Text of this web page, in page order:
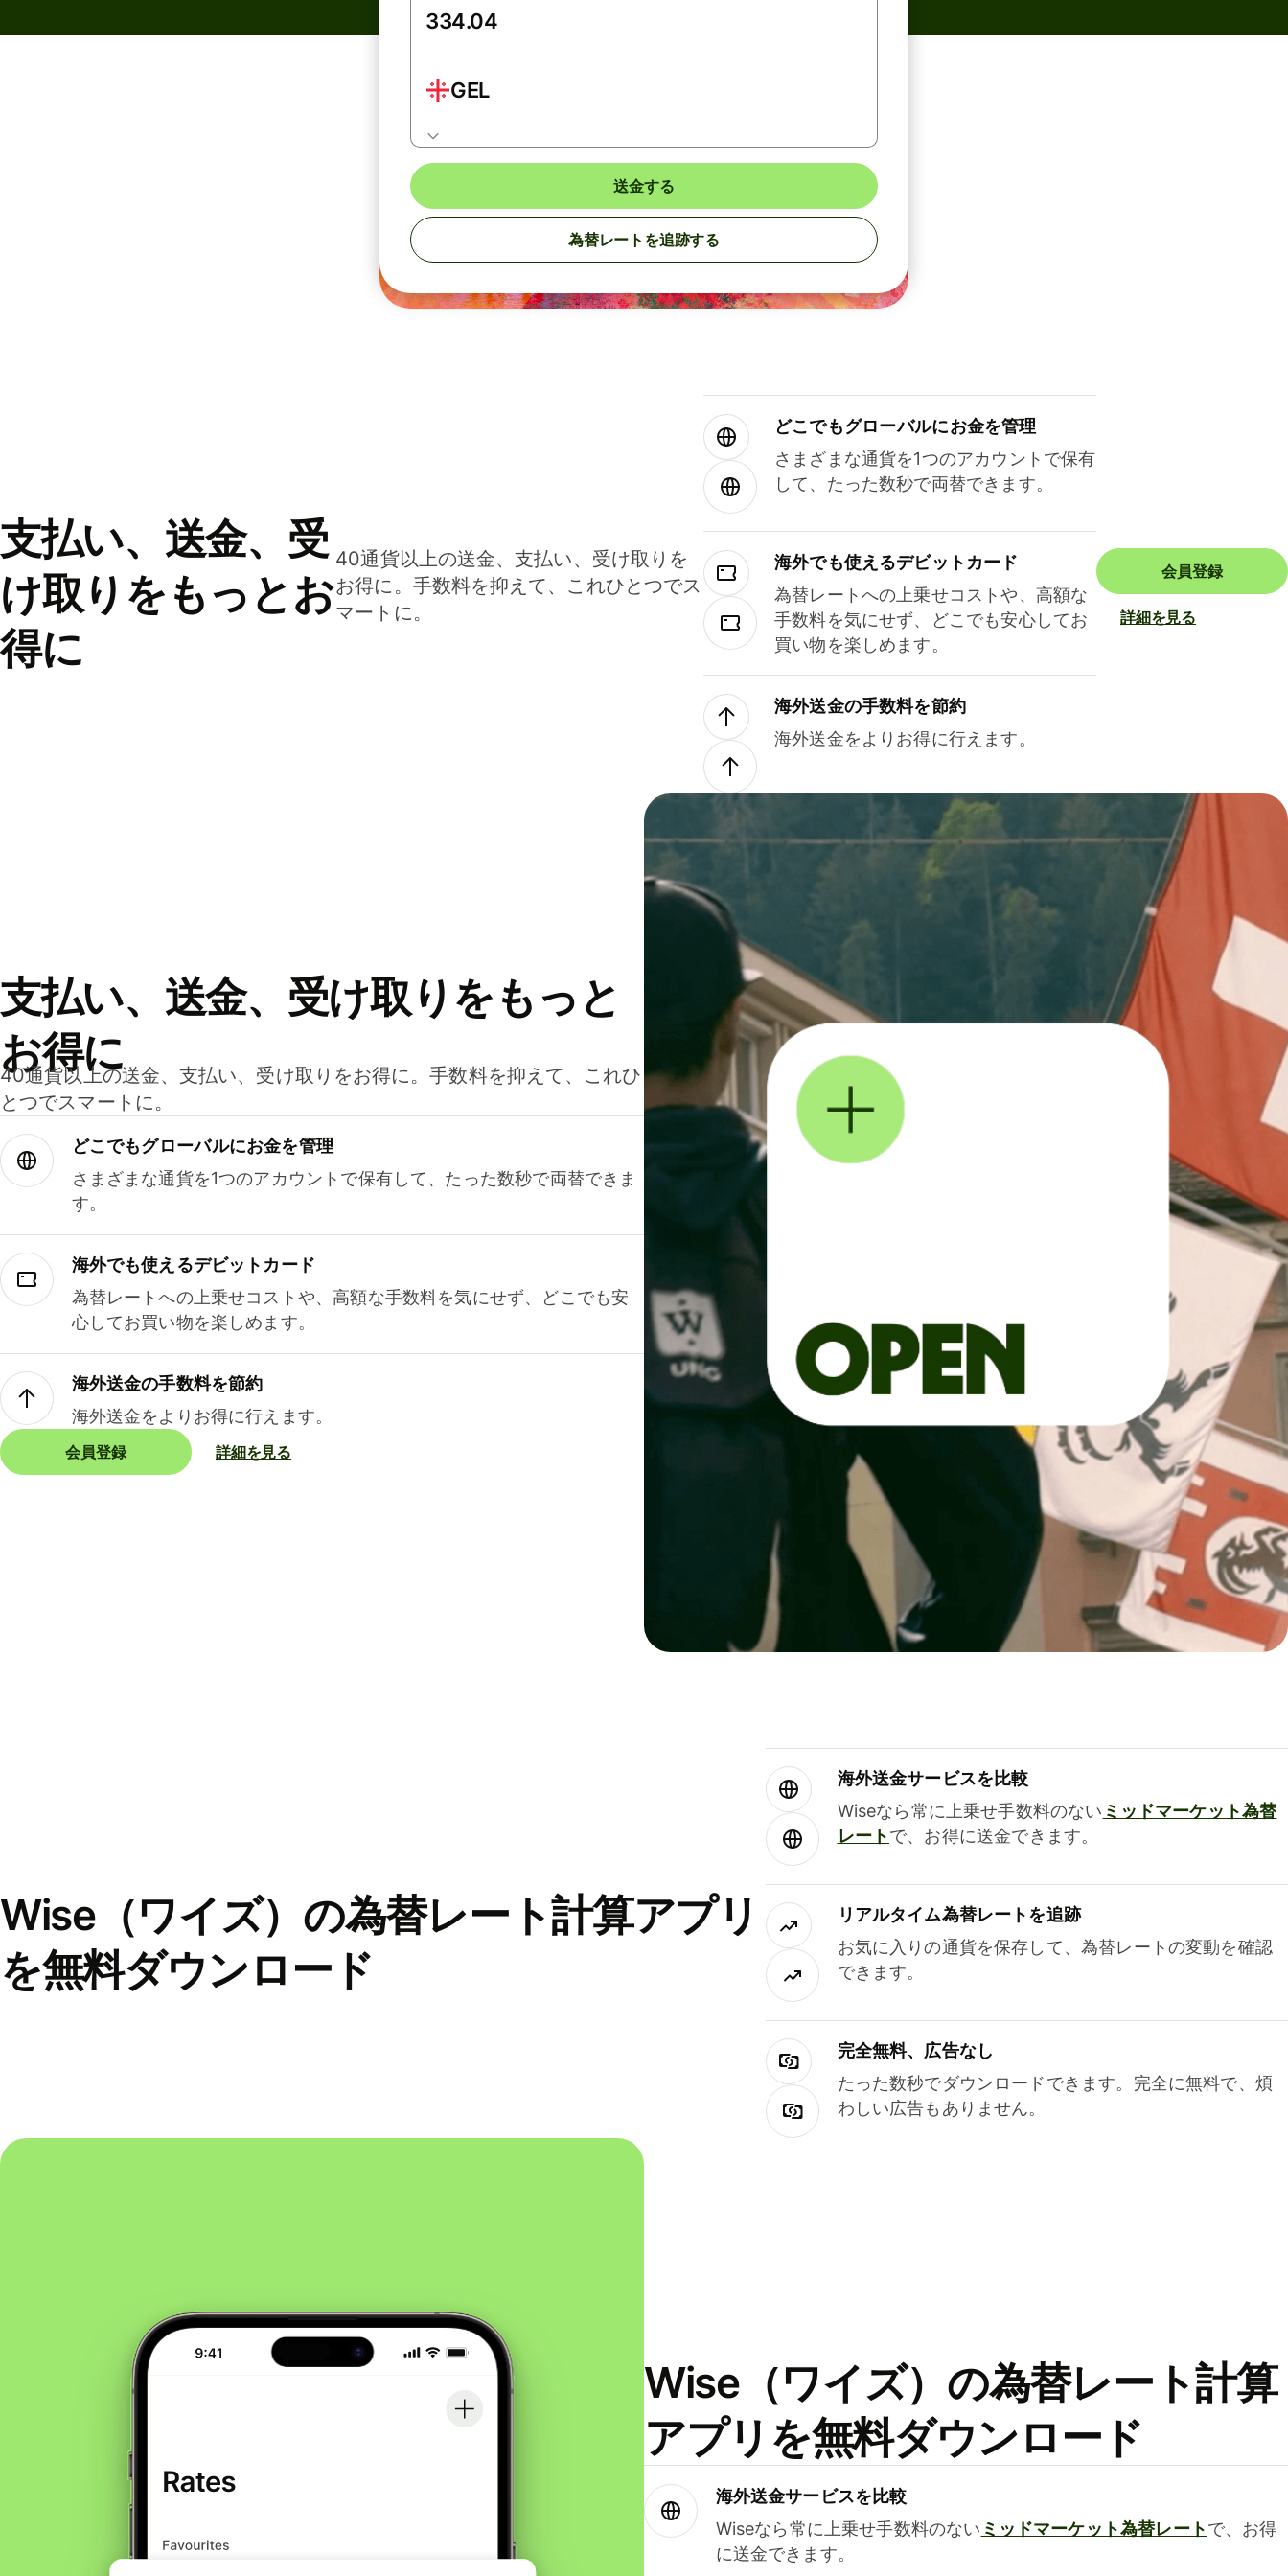
GEL
送金する
為替レートを追跡する
支払い、送金、受
け取りをもっとお
得に
40通貨以上の送金、支払い、受け取りを
お得に。手数料を抑えて、これひとつでス
マートに。
どこでもグ⁠ロ⁠ー⁠バ⁠ルにお金を管理
さまざまな通貨を1つのアカウントで保有
して、たった数秒で両替できます。
海外でも使えるデビットカード
為替レートへの上乗せコストや、高額な
手数料を気にせず、どこでも安心してお
買い物を楽しめます。
海外送金の手数料を節約
海外送金をよりお得に行えます。
会員登録
詳細を見る
支払い、送金、受け取りをもっと
お得に
40通貨以上の送金、支払い、受け取りをお得に。手数料を抑えて、これひ
とつでスマートに。
どこでもグ⁠ロ⁠ー⁠バ⁠ルにお金を管理
さまざまな通貨を1つのアカウントで保有して、たった数秒で両替できま
す。
海外でも使えるデビットカード
為替レートへの上乗せコストや、高額な手数料を気にせず、どこでも安
心してお買い物を楽しめます。
海外送金の手数料を節約
海外送金をよりお得に行えます。
会員登録 詳細を見る
Wise（ワイズ）の為替レート計算アプリ
を無料ダウンロード
海外送金サービスを比較
Wiseなら常に上乗せ手数料のない ミッドマーケット為替
レートで、お得に送金できます。
リアルタイム為替レートを追跡
お気に入りの通貨を保存して、為替レートの変動を確認
できます。
完全無料、広告なし
たった数秒でダウンロードできます。完全に無料で、煩
わしい広告もありません。
Wise（ワイズ）の為替レート計算
アプリを無料ダウンロード
海外送金サービスを比較
Wiseなら常に上乗せ手数料のない ミッドマーケット為替レートで、お得
に送金できます。